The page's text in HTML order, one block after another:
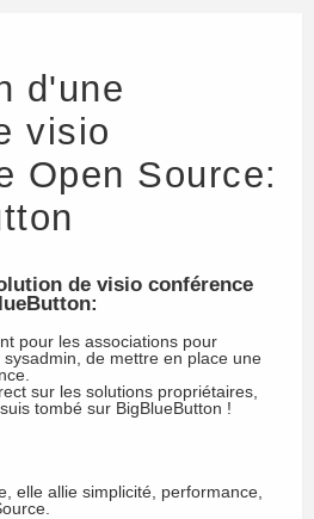
d'une
visio
Open Source:
de visio conférence
pour les associations pour
de mettre en place une
sur les solutions propriétaires,
tombé sur BigBlueButton !
elle allie simplicité, performance,